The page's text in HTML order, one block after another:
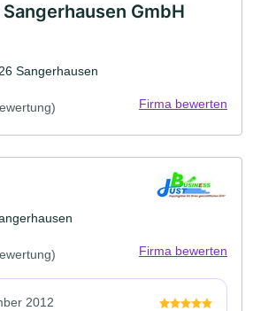
GmbH
Sangerhausen
Firma bewerten
Firma bewerten
2012